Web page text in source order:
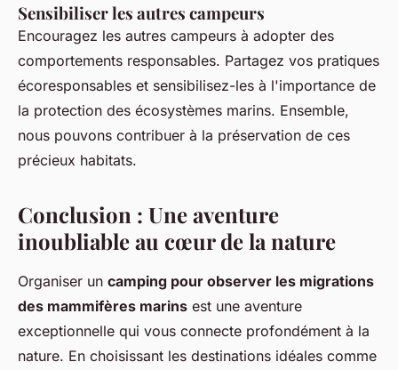
Sensibiliser les autres campeurs
Encouragez les autres campeurs à adopter des
comportements responsables. Partagez vos pratiques
écoresponsables et sensibilisez-les à l'importance de
la protection des écosystèmes marins. Ensemble,
nous pouvons contribuer à la préservation de ces
précieux habitats.
Conclusion : Une aventure
inoubliable au cœur de la nature
Organiser un camping pour observer les migrations
des mammifères marins est une aventure
exceptionnelle qui vous connecte profondément à la
nature. En choisissant les destinations idéales comme